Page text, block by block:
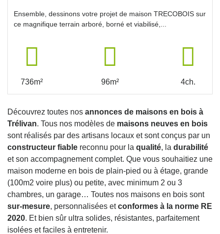
Ensemble, dessinons votre projet de maison TRECOBOIS sur
ce magnifique terrain arboré, borné et viabilisé,...
736m² 96m² 4ch.
Découvrez toutes nos annonces de maisons en bois à
Trélivan. Tous nos modèles de maisons neuves en bois
sont réalisés par des artisans locaux et sont conçus par un
constructeur fiable reconnu pour la qualité, la durabilité
et son accompagnement complet. Que vous souhaitiez une
maison moderne en bois de plain-pied ou à étage, grande
(100m2 voire plus) ou petite, avec minimum 2 ou 3
chambres, un garage… Toutes nos maisons en bois sont
sur-mesure, personnalisées etconformes à la norme RE
2020. Et bien sûr ultra solides, résistantes, parfaitement
isolées et faciles à entretenir.